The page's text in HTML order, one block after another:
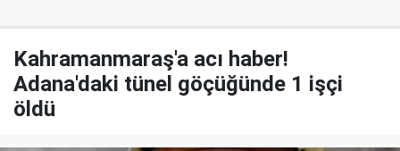
Kahramanmaraş'a acı haber!
Adana'daki tünel göçüğünde 1 işçi
öldü